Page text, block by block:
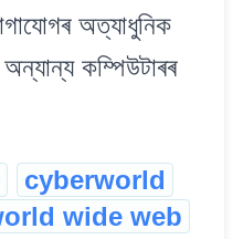
অত্যাধুনিক
অন্যান্য কম্পিউটাৰৰ
cyberworld
wide web